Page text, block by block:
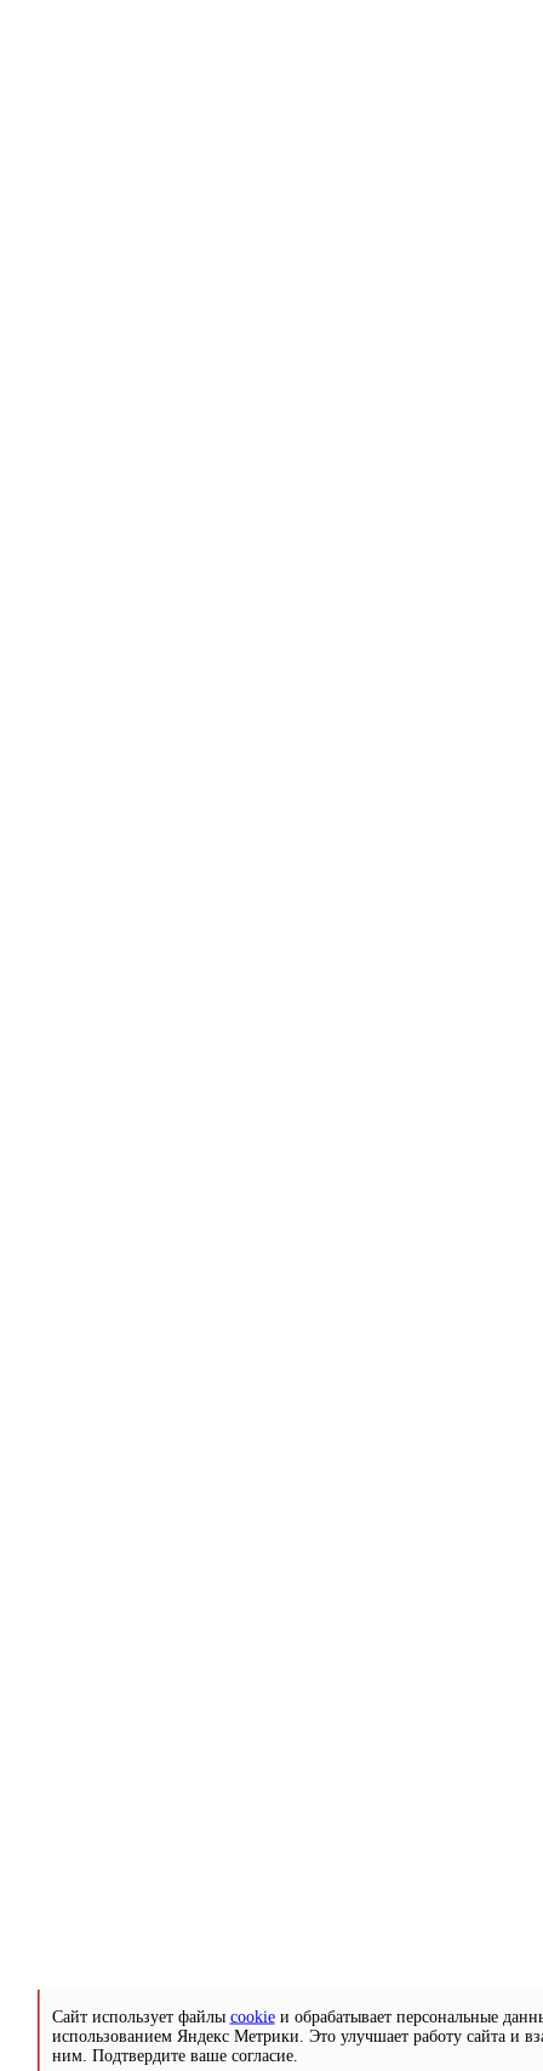
Сайт использует файлы cookieи обрабатывает персональные
использованием Яндекс Метрики. Это улучшает работу сайта и
ним. Подтвердите ваше согласие.